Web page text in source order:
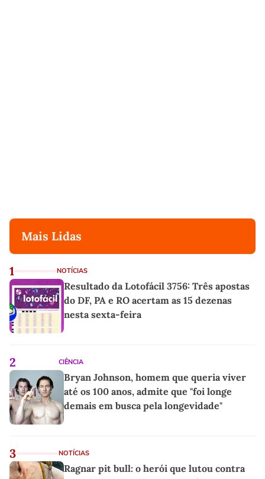
Mais Lidas
1 NOTÍCIAS
Resultado da Lotofácil 3756: Três apostas
do DF, PA e RO acertam as 15 dezenas
nesta sexta-feira
2 CIÊNCIA
Bryan Johnson, homem que queria viver
até os 100 anos, admite que "foi longe
demais em busca pela longevidade"
3 NOTÍCIAS
Ragnar pit bull: o herói que lutou contra